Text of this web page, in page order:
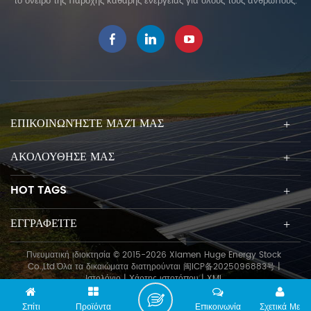
κατασκευή δεν περιορίζεται
από τη γεωλογική κατάσταση,
την κατασκευαστική απόδοση,
δεν βλάπτει το περιβάλλον και
πλεονεκτήματα προστασίας του
περιβάλλοντος. Μπορεί ακόμα
να κατασκευαστεί ακόμα και
κάτω από έντονες κρύες
καιρικές συνθήκες, μπορεί να
διευκολύνει τη μετανάστευση
και την ανακύκλωση. Ο ηλιακός
σωρός βιδών γείωσης δεν είναι
μόνο ένα προϊόν, αλλά
περιλαμβάνει επίσης ένα
πλήρες σύνολο λύσεων
υλοποίησης, όπως προσόντα
κατασκευής, πλούσια
κατασκευαστική εμπειρία και
διαχείριση τεχνικών για τη
ΕΠΙΚΟΙΝΩΝΉΣΤΕ ΜΑΖΊ ΜΑΣ
ΑΚΟΛΟΥΘΗΣΕ ΜΑΣ
HOT TAGS
ΕΓΓΡΑΦΕΊΤΕ
Πνευματική ιδιοκτησία © 2015-2026 Xiamen Huge Energy Stock
Co.,Ltd.Όλα τα δικαιώματα διατηρούνται 闽ICP备2025096883号|
Ιστολόγιο|Χάρτης ιστοτόπου|XML
Σπίτι Προϊόντα Σχετικά Με
Επικοινωνία